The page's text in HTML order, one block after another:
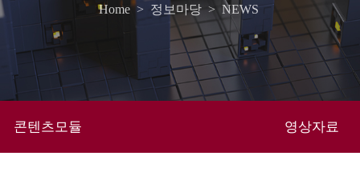
Home> 정보마당 > NEWS
콘텐츠모듈 영상자료